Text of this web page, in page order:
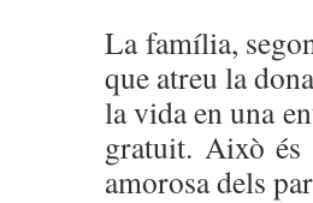
La família,
que atreu la
la vida en una
gratuit. Això és
amorosa dels